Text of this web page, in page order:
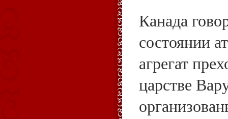
Канада
состоянии
агрегат
царстве